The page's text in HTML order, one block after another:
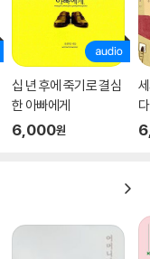
일종이었음이
/이야기를 품으려는 데
경계와 반성이 수시로
것 사이에 발생하는 “구
간다는 사실/물에 빠진
의 심장을 징검다리처
십 년 후에 죽기로 결심
한 아빠에게
6,000원
다